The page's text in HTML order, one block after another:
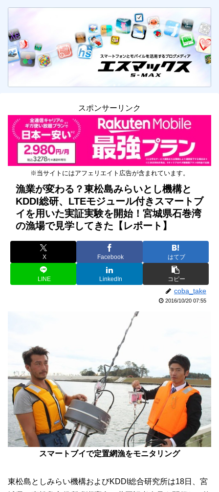
スポンサーリンク
※当サイトにはアフェリエイト広告が含まれています。
漁業が変わる？東松島みらいとし機構と
KDDI総研、LTEモジュール付きスマートブ
イを用いた実証実験を開始！宮城県石巻湾
の漁場で見学してきた【レポート】
X Facebook はてブ
LINE LinkedIn コピー
coba_take
2016/10/20 07:55
スマートブイで定置網漁をモニタリング
東松島としみらい機構およびKDDI総合研究所は18日、宮